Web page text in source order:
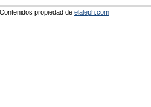
propiedad de elaleph.com